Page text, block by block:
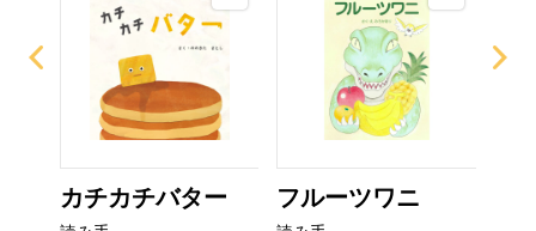
カチカチバター フルーツワニ